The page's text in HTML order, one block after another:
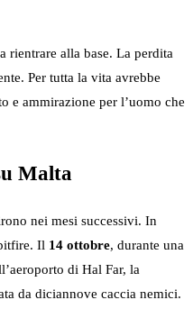
rientrare alla base. La perdita
Per tutta la vita avrebbe
e ammirazione per l’uomo che
Malta
nei mesi successivi. In
Il 14 ottobre, durante una
di Hal Far, la
da diciannove caccia nemici.